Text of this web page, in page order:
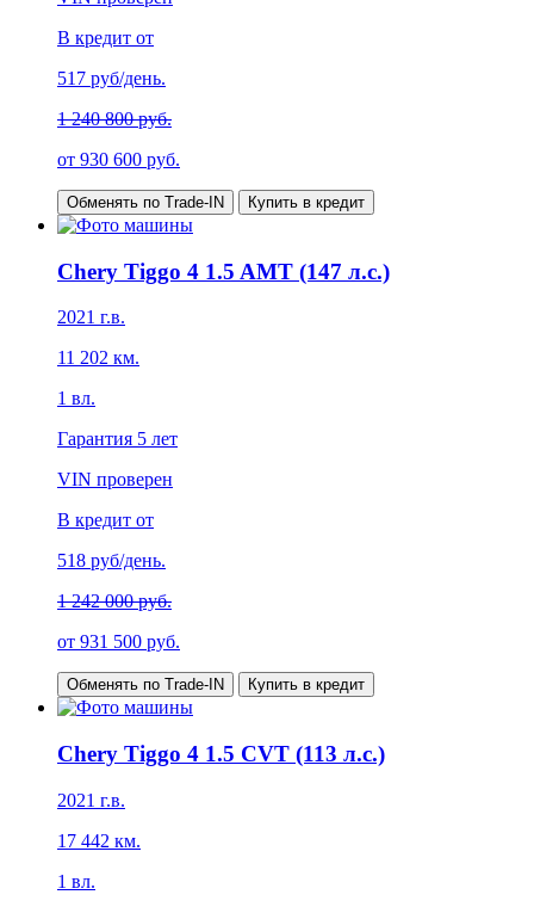
В кредит от
517 руб/день.
1 240 800 руб.
от 930 600 руб.
Обменять по Trade-IN Купить в кредит
Chery Tiggo 4 1.5 AMT (147 л.с.)
2021 г.в.
11 202 км.
1 вл.
Гарантия 5 лет
VIN проверен
В кредит от
518 руб/день.
1 242 000 руб.
от 931 500 руб.
Обменять по Trade-IN Купить в кредит
Chery Tiggo 4 1.5 CVT (113 л.с.)
2021 г.в.
17 442 км.
1 вл.